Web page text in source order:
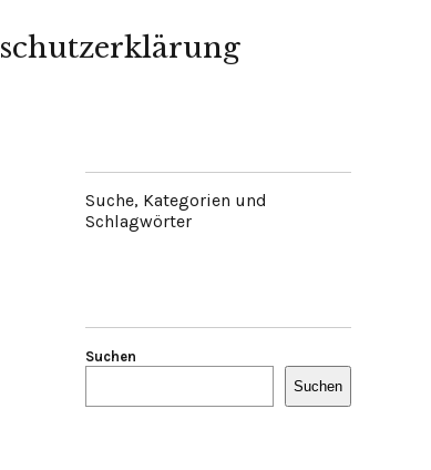
Suche, Kategorien und
Schlagwörter
Suchen
Suchen